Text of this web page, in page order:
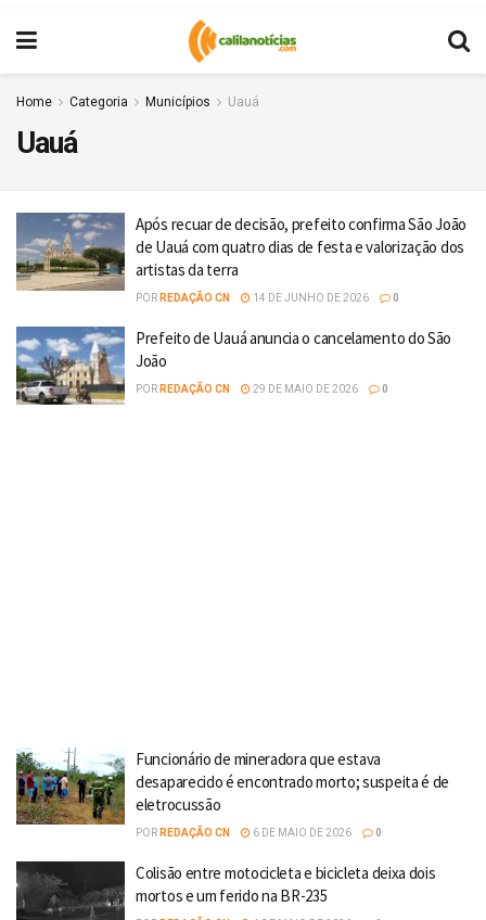
Home Categoria Municípios Uauá
Uauá
Após recuar de decisão, prefeito confirma São João
de Uauá com quatro dias de festa e valorização dos
artistas da terra
POR REDAÇÃO CN 14 DE JUNHO DE 2026 0
Prefeito de Uauá anuncia o cancelamento do São
João
POR REDAÇÃO CN 29 DE MAIO DE 2026 0
Funcionário de mineradora que estava
desaparecido é encontrado morto; suspeita é de
eletrocussão
POR REDAÇÃO CN 6 DE MAIO DE 2026 0
Colisão entre motocicleta e bicicleta deixa dois
mortos e um ferido na BR-235